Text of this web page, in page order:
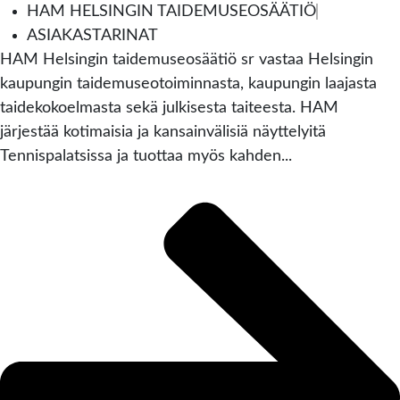
HAM HELSINGIN TAIDEMUSEOSÄÄTIÖ
ASIAKASTARINAT
HAM Helsingin taidemuseosäätiö sr vastaa Helsingin
kaupungin taidemuseotoiminnasta, kaupungin laajasta
taidekokoelmasta sekä julkisesta taiteesta. HAM
järjestää kotimaisia ja kansainvälisiä näyttelyitä
Tennispalatsissa ja tuottaa myös kahden...